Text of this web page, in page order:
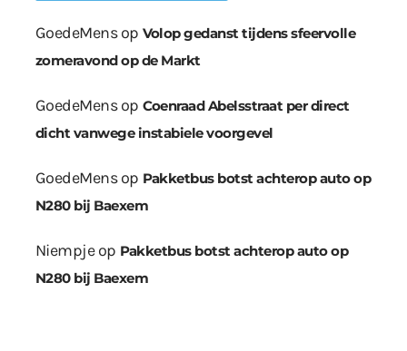
GoedeMensop Volop gedanst tijdens sfeervolle
zomeravond op de Markt
GoedeMensop Coenraad Abelsstraat per direct
dicht vanwege instabiele voorgevel
GoedeMensop Pakketbus botst achterop auto op
N280 bij Baexem
Niempjeop Pakketbus botst achterop auto op
N280 bij Baexem